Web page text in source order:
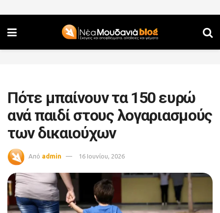
Πότε μπαίνουν τα 150 ευρώ
ανά παιδί στους λογαριασμούς
των δικαιούχων
Από admin 16 Ιουνίου, 2026